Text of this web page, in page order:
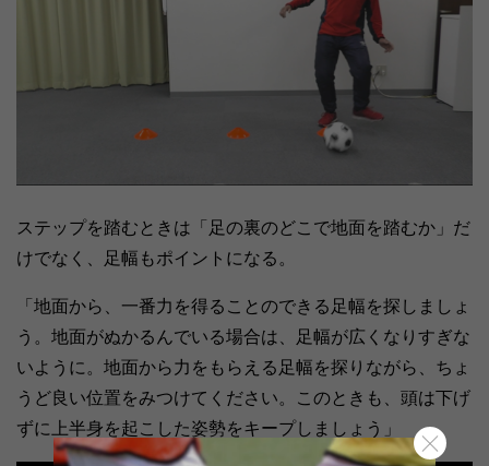
ステップを踏むときは「足の裏のどこで地面を踏むか」だ
けでなく、足幅もポイントになる。
「地面から、一番力を得ることのできる足幅を探しましょ
う。地面がぬかるんでいる場合は、足幅が広くなりすぎな
いように。地面から力をもらえる足幅を探りながら、ちょ
うど良い位置をみつけてください。このときも、頭は下げ
ずに上半身を起こした姿勢をキープしましょう」